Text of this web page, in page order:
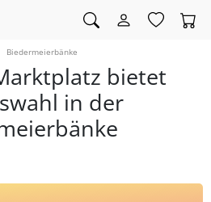
Biedermeierbänke
bietet
in der